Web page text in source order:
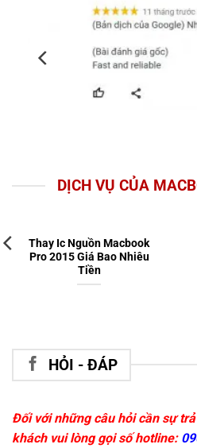
DỊCH VỤ CỦA
Thay Ic Nguồn Macbook
Pro 2015 Giá Bao Nhiêu
Tiền
HỎI - ĐÁP
Đối với những câu hỏi cần sự
khách vui lòng gọi số hotline: